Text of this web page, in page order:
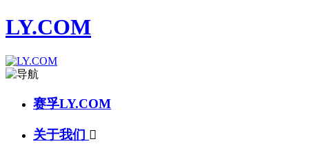
LY.COM
赛孚LY.COM
关于我们 